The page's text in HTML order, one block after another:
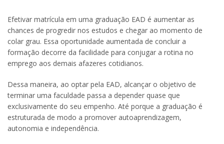
Efetivar matrícula em uma graduação EAD é aumentar as
chances de progredir nos estudos e chegar ao momento de
colar grau. Essa oportunidade aumentada de concluir a
formação decorre da facilidade para conjugar a rotina no
emprego aos demais afazeres cotidianos.
Dessa maneira, ao optar pela EAD, alcançar o objetivo de
terminar uma faculdade passa a depender quase que
exclusivamente do seu empenho. Até porque a graduação é
estruturada de modo a promover autoaprendizagem,
autonomia e independência.